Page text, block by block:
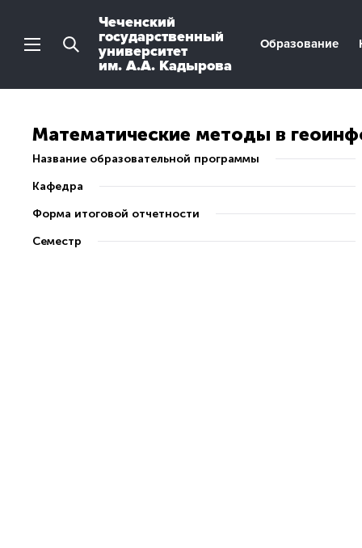
Чеченский
государственный
университет
им. А.А. Кадырова
Образование
Математические методы в
Название образовательной программы
Кафедра
Форма итоговой отчетности
Семестр